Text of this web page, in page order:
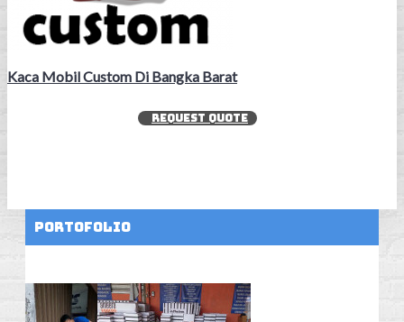
Kaca Mobil Custom Di Bangka Barat
REQUEST QUOTE
Portofolio